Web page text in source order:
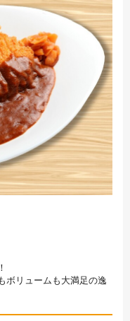
ボリュームも大満足の逸